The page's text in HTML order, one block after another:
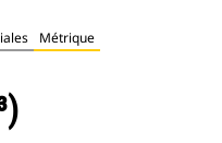
Métrique